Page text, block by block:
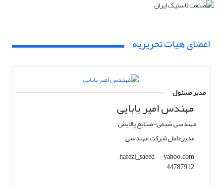
اعضای هیات تحریریه
مدیر مسئول
مهندس امیر بابایی
مهندسی شیمی-صنایع پالایش
مدیرعامل شرکت مهندسی
hafezi_saeed
yahoo.com
44787912